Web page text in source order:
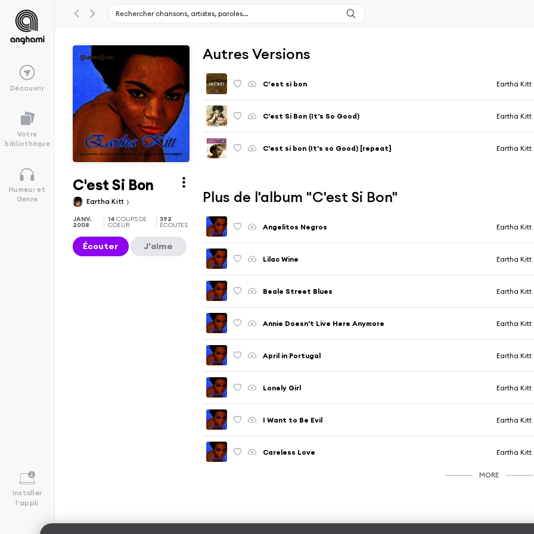
Découvrir
Votre
bibliothèque
Humeur et
Genre
Installer
l'appli
C'est Si Bon
Eartha Kitt
JANV.
2008
14 COUPS DE
COEUR
392
ÉCOUTES
Écouter J'aime
Autres Versions
C’est si bon Eartha Kitt
C'est Si Bon (It's So Good) Eartha Kitt
C'est si bon (It's so Good) [repeat] Eartha Kitt
Plus de l'album "C'est Si Bon"
Angelitos Negros Eartha Kitt
Lilac Wine Eartha Kitt
Beale Street Blues Eartha Kitt
Annie Doesn't Live Here Anymore Eartha Kitt
April in Portugal Eartha Kitt
Lonely Girl Eartha Kitt
I Want to Be Evil Eartha Kitt
Careless Love Eartha Kitt
MORE